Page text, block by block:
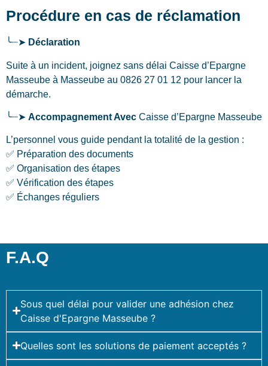
Procédure en cas de réclamation
╰┈➤ Déclaration
Suite à un incident, joignez sans délai Caisse d’Epargne
Masseube à Masseube au 0826 27 01 12 pour lancer la
démarche.
╰┈➤ Accompagnement Avec Caisse d’Epargne Masseube
L’personnel vous guide pendant la totalité de la gestion :
✅ Préparation des documents
✅ Organisation des étapes
✅ Vérification des étapes
✅ Échanges réguliers
F.A.Q
Sous quel délai pour valider une adhésion chez
Caisse d'Epargne Masseube ?
Quelles sont les solutions de paiement acceptés ?